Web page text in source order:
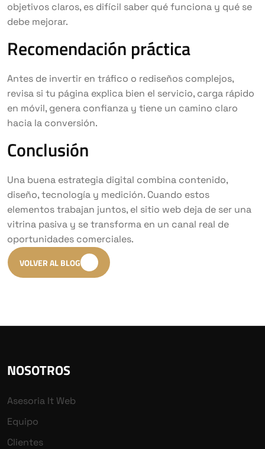
objetivos claros, es difícil saber qué funciona y qué se
debe mejorar.
Recomendación práctica
Antes de invertir en tráfico o rediseños complejos,
revisa si tu página explica bien el servicio, carga rápido
en móvil, genera confianza y tiene un camino claro
hacia la conversión.
Conclusión
Una buena estrategia digital combina contenido,
diseño, tecnología y medición. Cuando estos
elementos trabajan juntos, el sitio web deja de ser una
vitrina pasiva y se transforma en un canal real de
oportunidades comerciales.
VOLVER AL BLOG
NOSOTROS
Asesoria It Web
Equipo
Clientes